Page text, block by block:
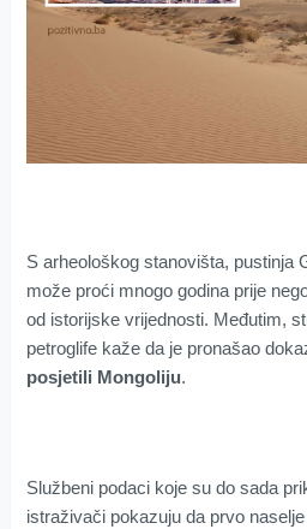
S arheološkog stanovišta, pustinja
može proći mnogo godina prije
od istorijske vrijednosti. Međutim,
petroglife kaže da je pronašao
posjetili Mongoliju.
Službeni podaci koje su do sada
istraživači pokazuju da prvo